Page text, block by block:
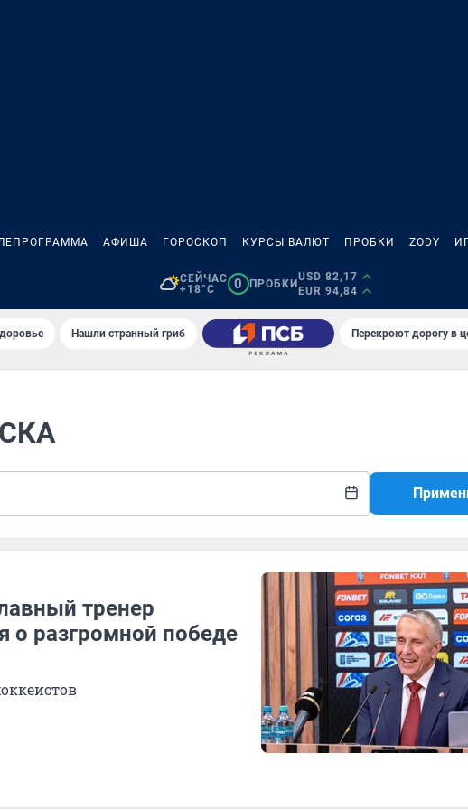
АФИША ГОРОСКОП КУРСЫ ВАЛЮТ ПРОБКИ ZODY
СЕЙЧАС
+18°C
0 ПРОБКИ
USD 82,17
EUR 94,84
Нашли странный гриб Перекроют дорогу в
тренер
о разгромной победе